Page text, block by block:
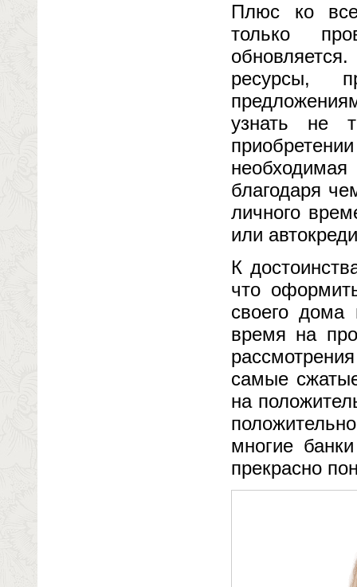
Плюс ко
только
ресурсы,
узнать не
благодаря
личного
или
К
что
своего
время на
самые
на
многие
прекрасно